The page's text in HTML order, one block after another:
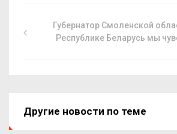
Губернатор Смоленской
Республике Беларусь мы
Другие новости по теме